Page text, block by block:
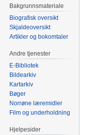
Bakgrunnsmateriale
Biografisk oversikt
Skjaldeoversikt
Artikler og bokomtaler
Andre tjenester
E-Bibliotek
Bildearkiv
Kartarkiv
Bøger
Norrøne læremidler
Film og underholdning
Hjelpesider